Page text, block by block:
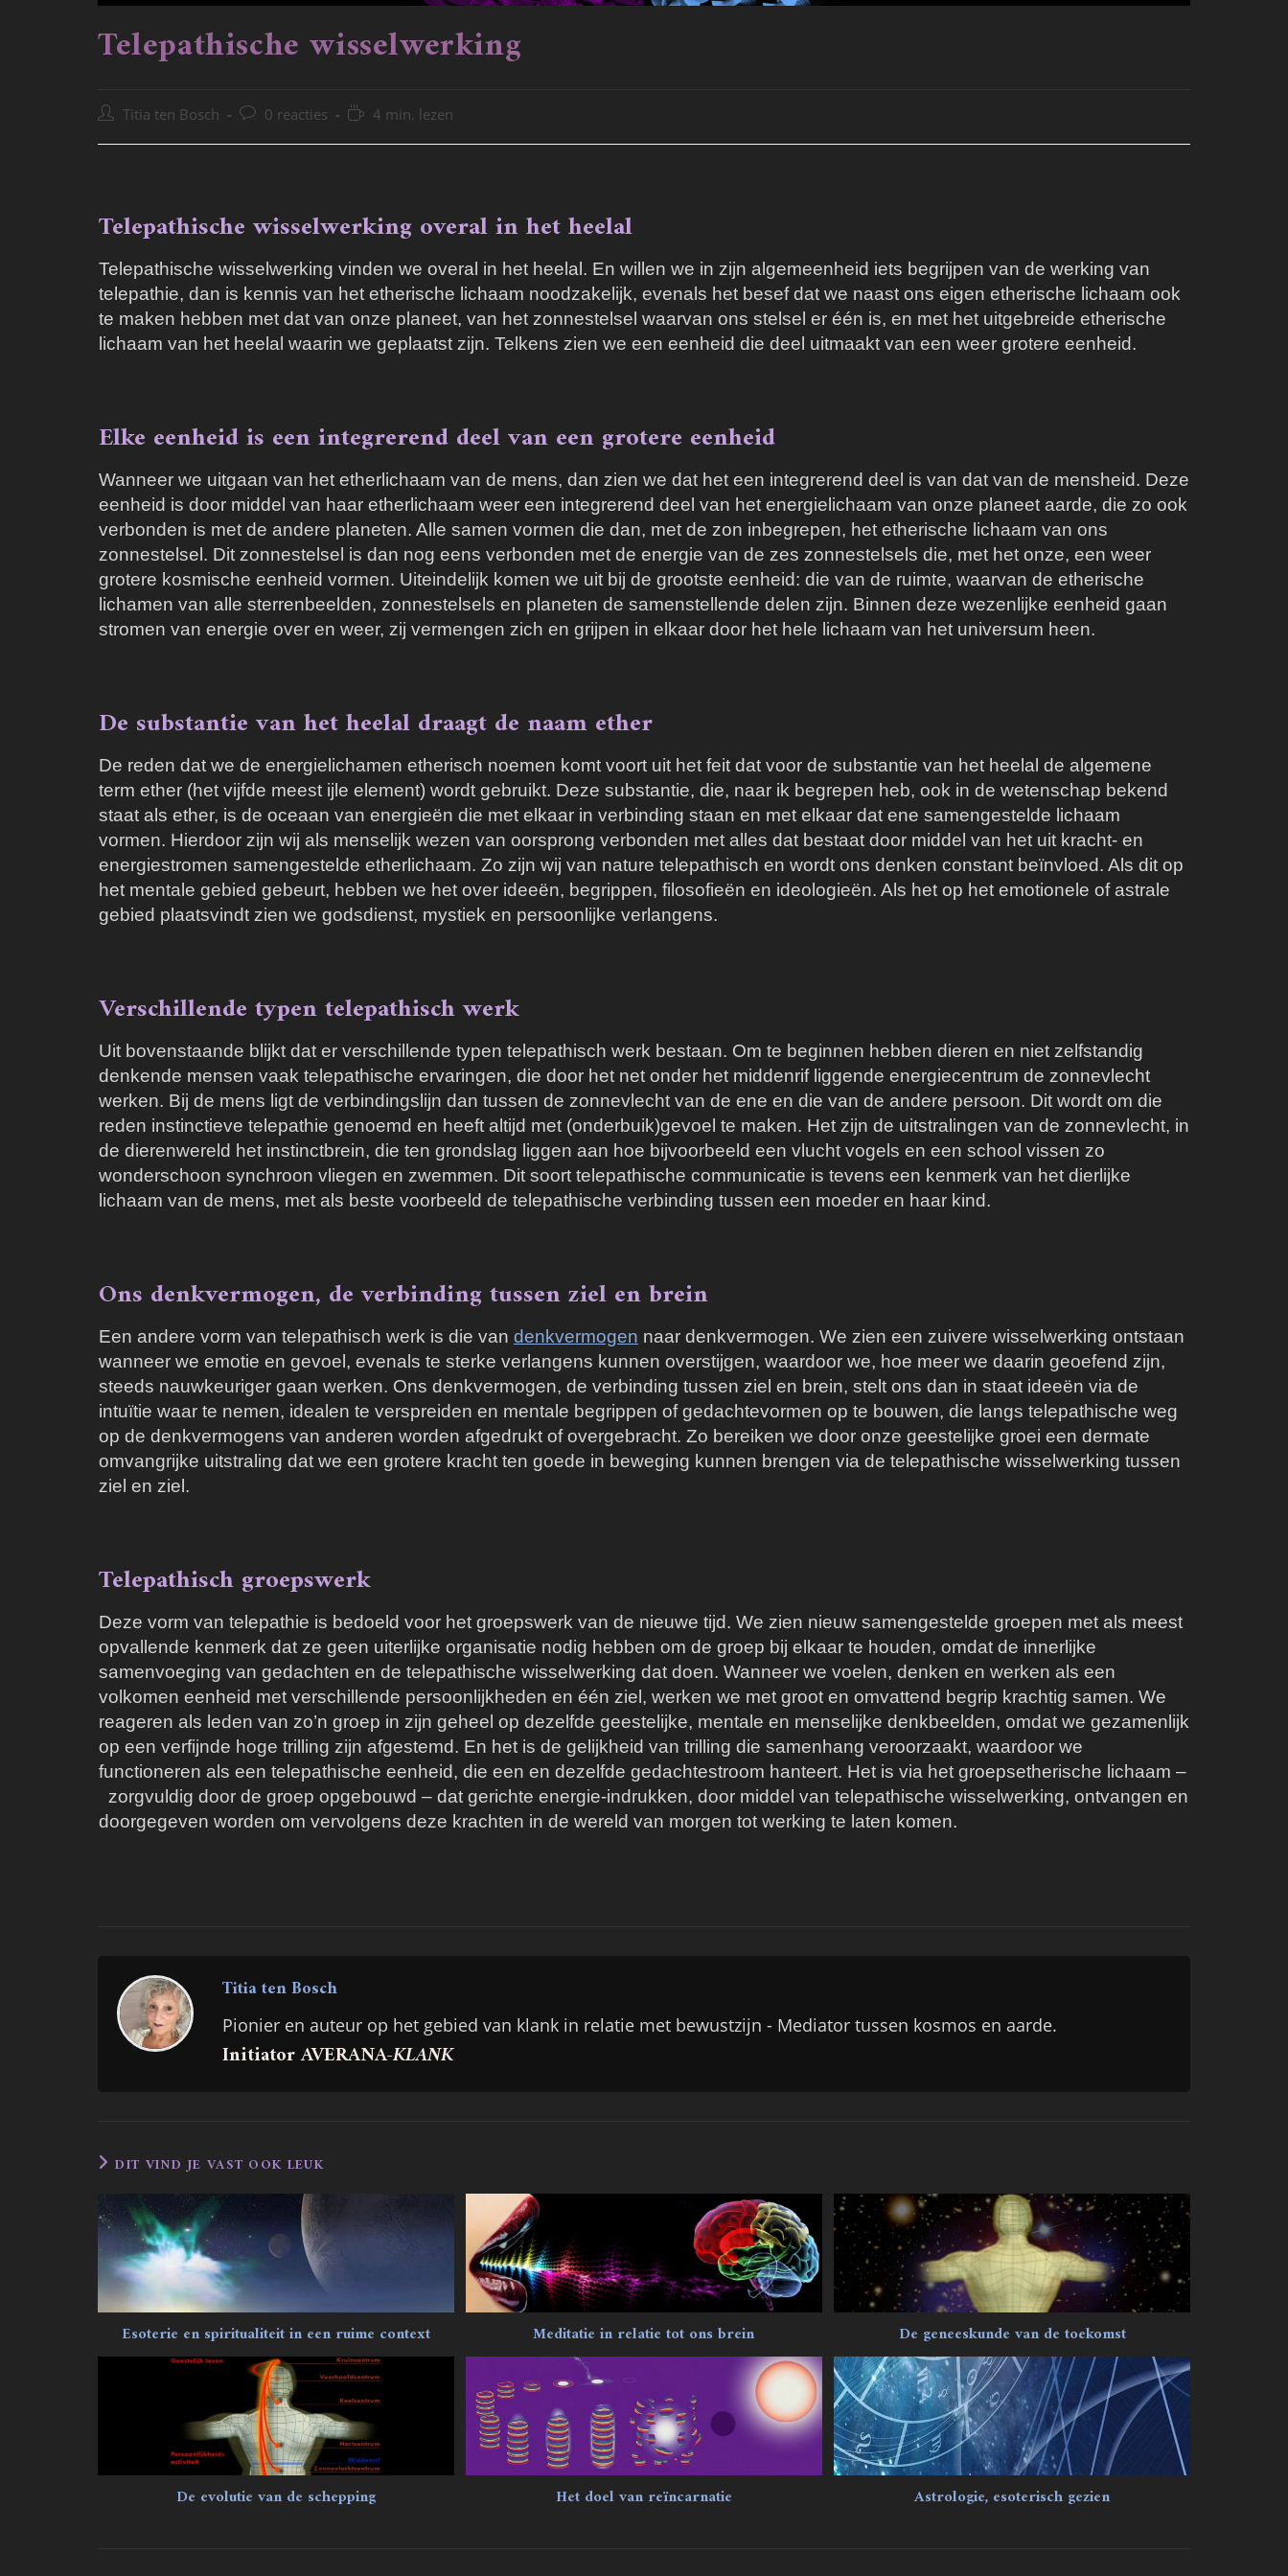
Telepathische wisselwerking
BerichtTitia ten Bosch
Bericht0 reacties Leestijd:4 min. lezen
Telepathische wisselwerking overal in het heelal
Telepathische wisselwerking vinden we overal in het heelal. En willen we in zijn algemeenheid iets begrijpen van de werking van
telepathie, dan is kennis van het etherische lichaam noodzakelijk, evenals het besef dat we naast ons eigen etherische lichaam ook
te maken hebben met dat van onze planeet, van het zonnestelsel waarvan ons stelsel er één is, en met het uitgebreide etherische
lichaam van het heelal waarin we geplaatst zijn. Telkens zien we een eenheid die deel uitmaakt van een weer grotere eenheid.
Elke eenheid is een integrerend deel van een grotere eenheid
Wanneer we uitgaan van het etherlichaam van de mens, dan zien we dat het een integrerend deel is van dat van de mensheid. Deze
eenheid is door middel van haar etherlichaam weer een integrerend deel van het energielichaam van onze planeet aarde, die zo ook
verbonden is met de andere planeten. Alle samen vormen die dan, met de zon inbegrepen, het etherische lichaam van ons
zonnestelsel. Dit zonnestelsel is dan nog eens verbonden met de energie van de zes zonnestelsels die, met het onze, een weer
grotere kosmische eenheid vormen. Uiteindelijk komen we uit bij de grootste eenheid: die van de ruimte, waarvan de etherische
lichamen van alle sterrenbeelden, zonnestelsels en planeten de samenstellende delen zijn. Binnen deze wezenlijke eenheid gaan
stromen van energie over en weer, zij vermengen zich en grijpen in elkaar door het hele lichaam van het universum heen.
De substantie van het heelal draagt de naam ether
De reden dat we de energielichamen etherisch noemen komt voort uit het feit dat voor de substantie van het heelal de algemene
term ether (het vijfde meest ijle element) wordt gebruikt. Deze substantie, die, naar ik begrepen heb, ook in de wetenschap bekend
staat als ether, is de oceaan van energieën die met elkaar in verbinding staan en met elkaar dat ene samengestelde lichaam
vormen. Hierdoor zijn wij als menselijk wezen van oorsprong verbonden met alles dat bestaat door middel van het uit kracht- en
energiestromen samengestelde etherlichaam. Zo zijn wij van nature telepathisch en wordt ons denken constant beïnvloed. Als dit op
het mentale gebied gebeurt, hebben we het over ideeën, begrippen, filosofieën en ideologieën. Als het op het emotionele of astrale
gebied plaatsvindt zien we godsdienst, mystiek en persoonlijke verlangens.
Verschillende typen telepathisch werk
Uit bovenstaande blijkt dat er verschillende typen telepathisch werk bestaan. Om te beginnen hebben dieren en niet zelfstandig
denkende mensen vaak telepathische ervaringen, die door het net onder het middenrif liggende energiecentrum de zonnevlecht
werken. Bij de mens ligt de verbindingslijn dan tussen de zonnevlecht van de ene en die van de andere persoon. Dit wordt om die
reden instinctieve telepathie genoemd en heeft altijd met (onderbuik)gevoel te maken. Het zijn de uitstralingen van de zonnevlecht, in
de dierenwereld het instinctbrein, die ten grondslag liggen aan hoe bijvoorbeeld een vlucht vogels en een school vissen zo
wonderschoon synchroon vliegen en zwemmen. Dit soort telepathische communicatie is tevens een kenmerk van het dierlijke
lichaam van de mens, met als beste voorbeeld de telepathische verbinding tussen een moeder en haar kind.
Ons denkvermogen, de verbinding tussen ziel en brein
Een andere vorm van telepathisch werk is die van denkvermogen naar denkvermogen. We zien een zuivere wisselwerking ontstaan
wanneer we emotie en gevoel, evenals te sterke verlangens kunnen overstijgen, waardoor we, hoe meer we daarin geoefend zijn,
steeds nauwkeuriger gaan werken. Ons denkvermogen, de verbinding tussen ziel en brein, stelt ons dan in staat ideeën via de
intuïtie waar te nemen, idealen te verspreiden en mentale begrippen of gedachtevormen op te bouwen, die langs telepathische weg
op de denkvermogens van anderen worden afgedrukt of overgebracht. Zo bereiken we door onze geestelijke groei een dermate
omvangrijke uitstraling dat we een grotere kracht ten goede in beweging kunnen brengen via de telepathische wisselwerking tussen
ziel en ziel.
Telepathisch groepswerk
Deze vorm van telepathie is bedoeld voor het groepswerk van de nieuwe tijd. We zien nieuw samengestelde groepen met als meest
opvallende kenmerk dat ze geen uiterlijke organisatie nodig hebben om de groep bij elkaar te houden, omdat de innerlijke
samenvoeging van gedachten en de telepathische wisselwerking dat doen. Wanneer we voelen, denken en werken als een
volkomen eenheid met verschillende persoonlijkheden en één ziel, werken we met groot en omvattend begrip krachtig samen. We
reageren als leden van zo’n groep in zijn geheel op dezelfde geestelijke, mentale en menselijke denkbeelden, omdat we gezamenlijk
op een verfijnde hoge trilling zijn afgestemd. En het is de gelijkheid van trilling die samenhang veroorzaakt, waardoor we
functioneren als een telepathische eenheid, die een en dezelfde gedachtestroom hanteert. Het is via het groepsetherische lichaam –
zorgvuldig door de groep opgebouwd – dat gerichte energie-indrukken, door middel van telepathische wisselwerking, ontvangen en
doorgegeven worden om vervolgens deze krachten in de wereld van morgen tot werking te laten komen.
Titia ten Bosch
Pionier en auteur op het gebied van klank in relatie met bewustzijn - Mediator tussen kosmos en aarde.
Initiator AVERANA-KLANK
DIT VIND JE VAST OOK LEUK
Esoterie en spiritualiteit in een ruime context Meditatie in relatie tot ons brein De geneeskunde van de toekomst
De evolutie van de schepping Het doel van reïncarnatie Astrologie, esoterisch gezien